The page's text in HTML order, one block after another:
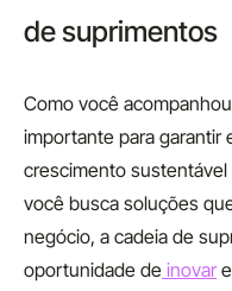
de suprimentos
Como você
importante para garantir
crescimento
você busca soluções
negócio, a cadeia de
oportunidade de inovare